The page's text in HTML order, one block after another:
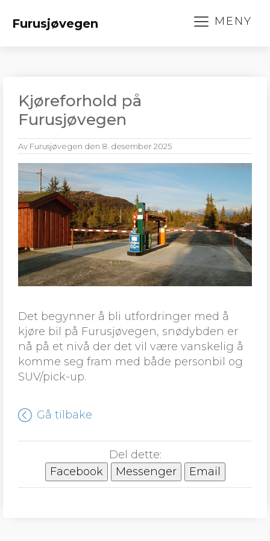
Furusjøvegen MENY
Kjøreforhold på
Furusjøvegen
Av Furusjøvegen den 8. desember 2025
Det begynner å bli utfordringer med å
kjøre bil på Furusjøvegen, snødybden er
nå på et nivå der det vil være vanskelig å
komme seg fram med både personbil og
SUV/pick-up.
Gå tilbake
Del dette:
Facebook
Messenger Email